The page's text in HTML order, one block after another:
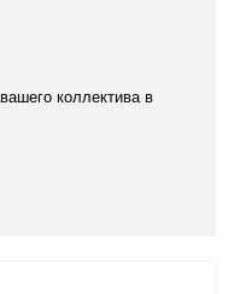
коллектива в